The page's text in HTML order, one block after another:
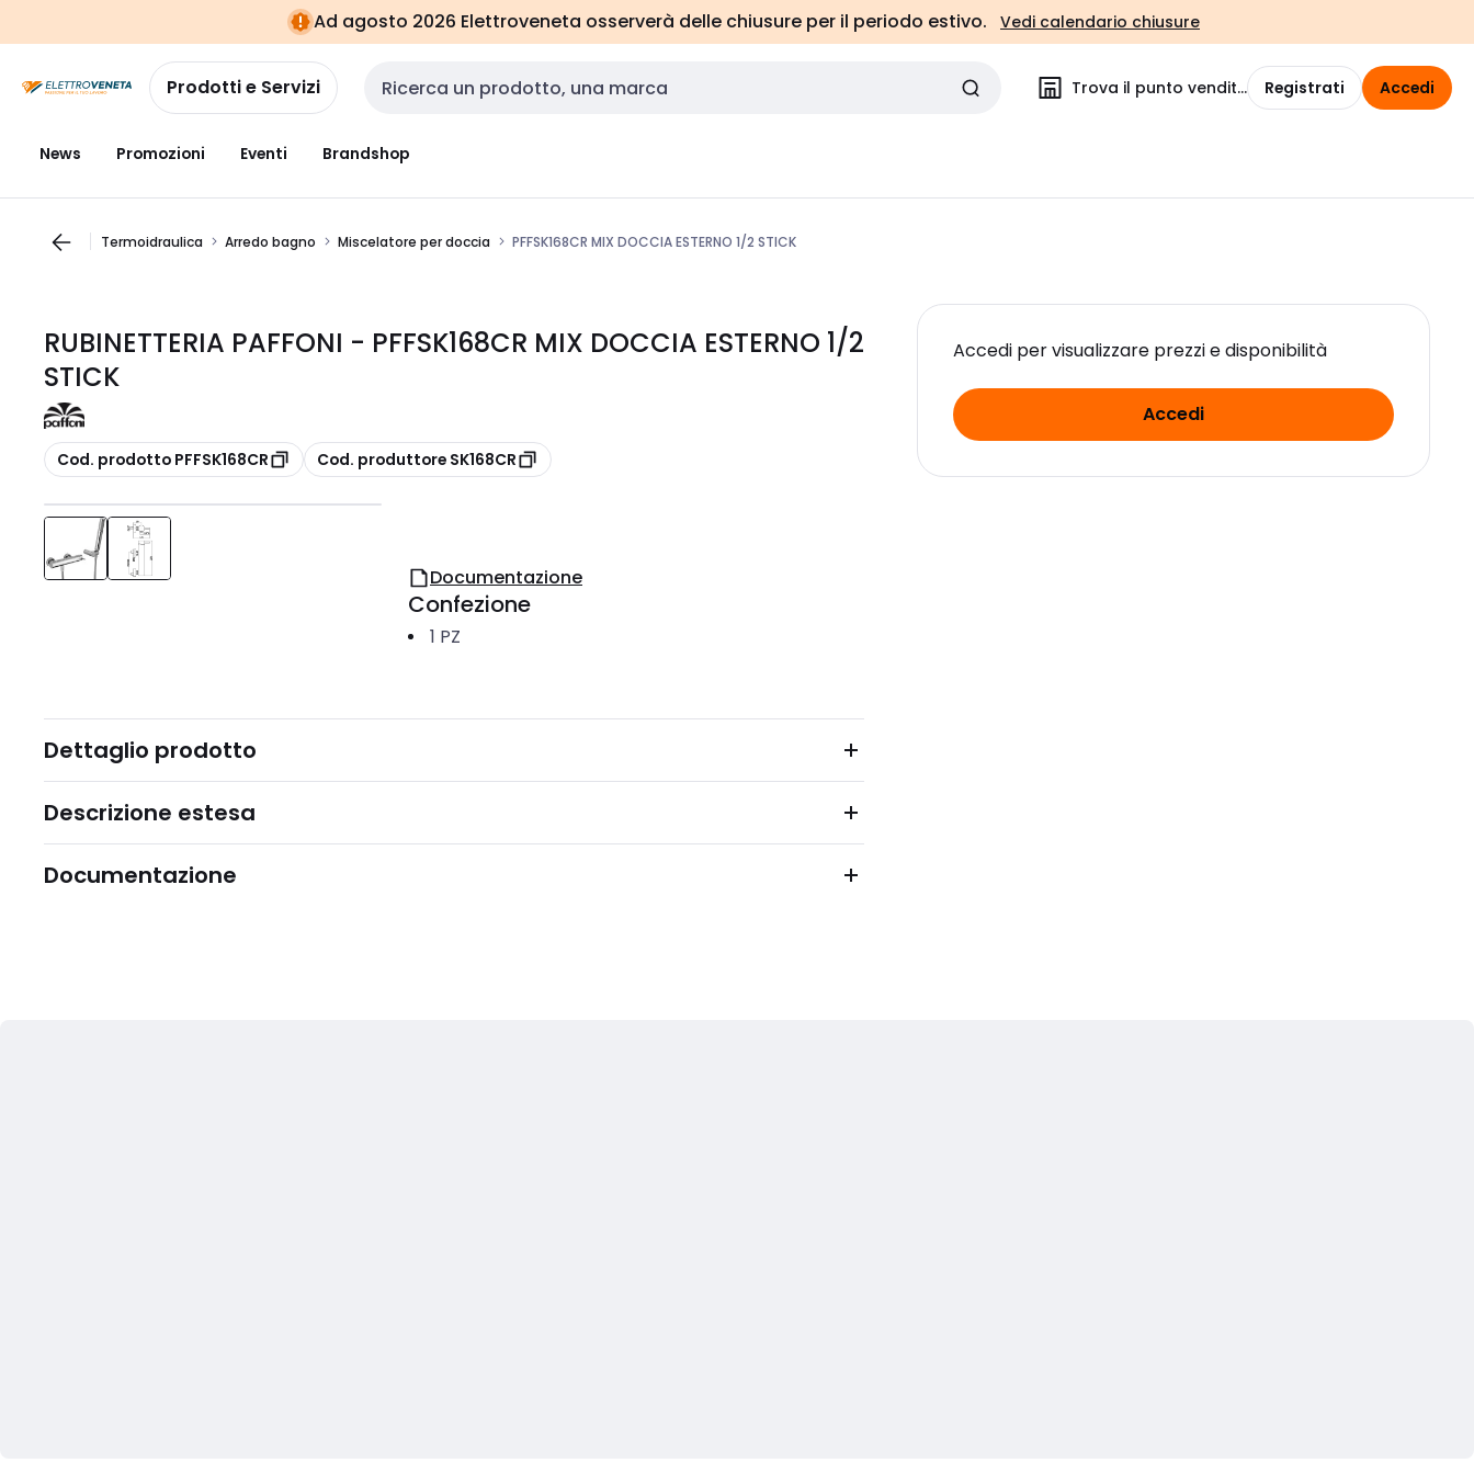
navigazionealla
pagina
Ad agosto 2026 Elettroveneta osserverà delle chiusure per il periodo estivo. Vedi calendario chiusure
Prodotti e Servizi Cerca input Trova il punto vendita Registrati Accedi
News Promozioni Eventi Brandshop
Termoidraulica Arredo bagno Miscelatore per doccia PFFSK168CR MIX DOCCIA ESTERNO 1/2 STICK
RUBINETTERIA PAFFONI - PFFSK168CR MIX DOCCIA ESTERNO 1/2
STICK
copia
Cod. prodotto PFFSK168CR copia
Cod. produttore SK168CR
Accedi per visualizzare prezzi e disponibilità
Accedi
Documentazione
Confezione
1 PZ
Dettaglio prodotto
Descrizione estesa
Documentazione